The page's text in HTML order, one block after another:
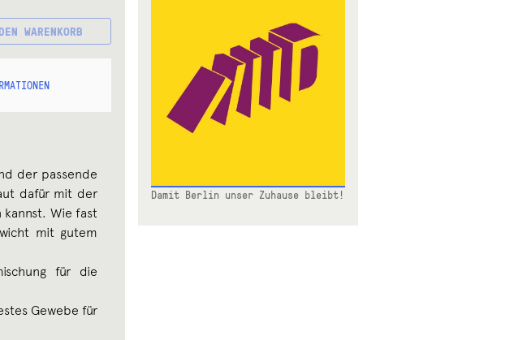
WARENKORB
der passende
dafür mit der
Wie fast
mit gutem
für die
Gewebe für
Damit Berlin unser Zuhause bleibt!